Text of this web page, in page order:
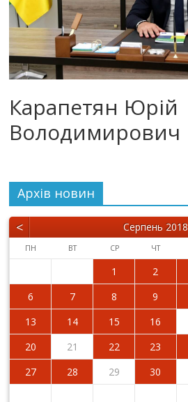
Карапетян Юрій
Володимирович
Архiв новин
< Серпень 2018
ПН ВТ СР ЧТ
1 2
6
7 8 9
13
14 15 16
20
21 22 23
27
28 29 30